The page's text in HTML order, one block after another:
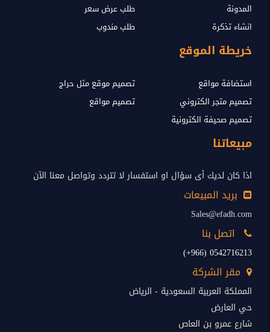
المدونة
طلب عرض سعر
انشاء تذكرة
طلب مندوب
خريطة الموقع
استضافة مواقع
تصميم موقع مثل حراج
تصميم متجر الكتروني
تصميم مواقع
تصميم صحيفة الكترونية
مبيعاتنا
اذا كان لديك أى سؤال او استفسار لا تتردد وتواصل معنا الآن
بريد المبيعات
Sales@efadh.com
اتصل بنا
0542716213 (966+)
مقر الشركة
المملكة العربية السعودية - الرياض
حي العارض
شارع عمرو بن العاص